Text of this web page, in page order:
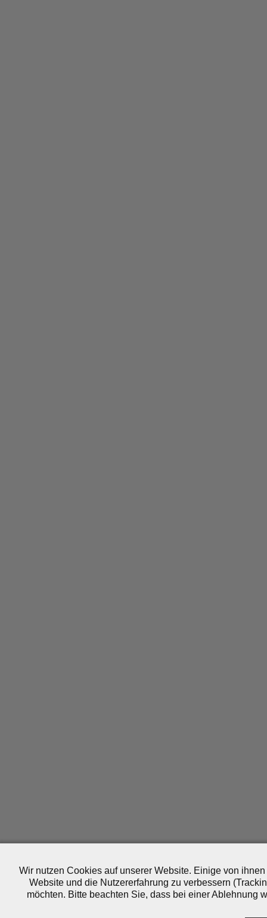
Wir nutzen Cookies auf unserer Website. Einige von
Website und die Nutzererfahrung zu verbessern
möchten. Bitte beachten Sie, dass bei einer Ablehnung